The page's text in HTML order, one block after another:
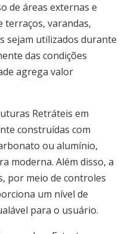
de áreas externas e
terraços, varandas,
sejam utilizados durante
das condições
agrega valor
Retráteis em
construídas com
ou alumínio,
moderna. Além disso, a
por meio de controles
um nível de
para o usuário.